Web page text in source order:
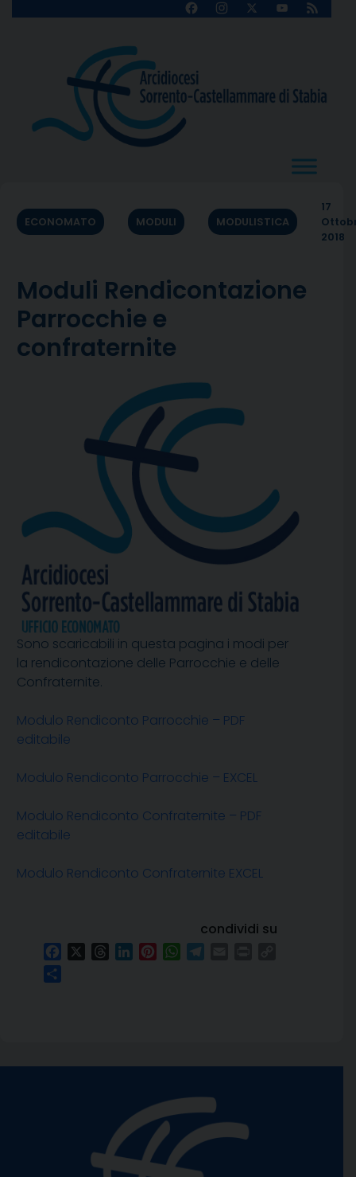
FacebookInstagram
X
YouTube
Feed
ECONOMATO MODULI MODULISTICA
17
2018
Moduli Rendicontazione
Parrocchie e
confraternite
Sono scaricabili in questa pagina i modi per
la rendicontazione delle Parrocchie e delle
Confraternite.
Modulo Rendiconto Parrocchie – PDF
editabile
Modulo Rendiconto Parrocchie – EXCEL
Modulo Rendiconto Confraternite – PDF
editabile
Modulo Rendiconto Confraternite EXCEL
condividi su
FacebookThreadsLinkedInPinterestWhatsApp